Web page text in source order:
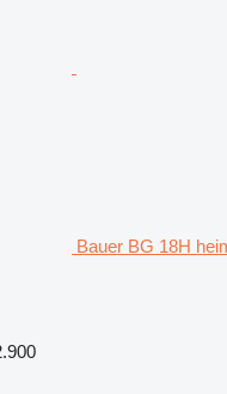
Bauer BG 18H